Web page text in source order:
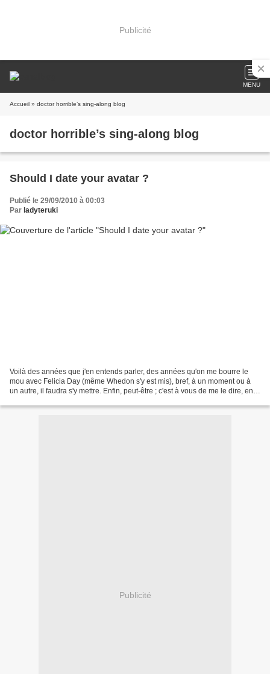
Publicité
MENU
Accueil » doctor horrible’s sing-along blog
doctor horrible’s sing-along blog
Should I date your avatar ?
Publié le 29/09/2010 à 00:03
Par ladyteruki
Voilà des années que j'en entends parler, des années qu'on me bourre le
mou avec Felicia Day (même Whedon s'y est mis), bref, à un moment ou à
un autre, il faudra s'y mettre. Enfin, peut-être ; c'est à vous de me le dire, en
Publicité